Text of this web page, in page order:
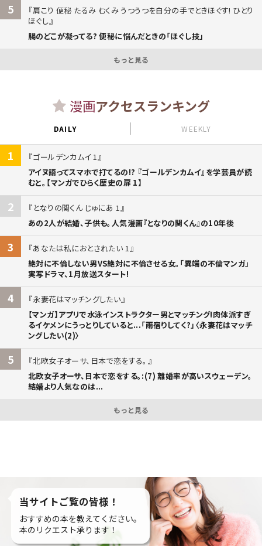
5
肩こり 便秘 たるみ むくみ うつうつを自分の手でときほぐす! ひとり
ほぐし
腸のどこが凝ってる? 便秘に悩んだときの「ほぐし技」
もっと見る
漫画アクセスランキング
DAILY WEEKLY
1
ゴールデンカムイ 1
アイヌ語ってスマホで打てるの!? 『ゴールデンカムイ』を学芸員が読
むと。【マンガでひらく歴史の扉 1】
2
となりの関くん じゅにあ 1
あの2人が結婚、子供も。人気漫画『となりの関くん』の10年後
3
あなたは私におとされたい 1
絶対に不倫しない男VS絶対に不倫させる女。「異端の不倫マンガ」
実写ドラマ、1月放送スタート!
4
永妻花はマッチングしたい
【マンガ】アプリで水泳インストラクター男とマッチング!肉体派すぎ
るイケメンにうっとりしていると...「雨宿りしてく?」〈永妻花はマッチ
ングしたい(2)〉
5
北欧女子オーサ、日本で恋をする。
北欧女子オーサ、日本で恋をする。:(7) 離婚率が高いスウェーデン。
結婚より人気なのは...
もっと見る
当サイトご覧の皆様！
おすすめの本を教えてください。
本のリクエスト承ります！